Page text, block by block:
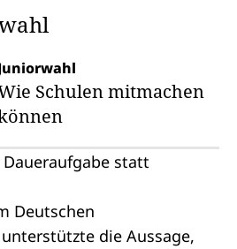
Schulen mitmachen
statt
Deutschen
die Aussage,